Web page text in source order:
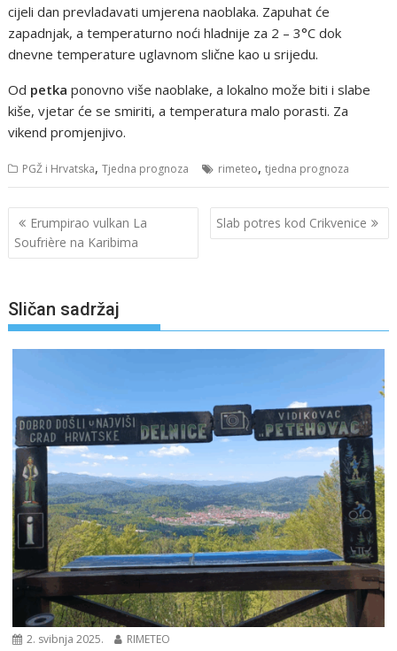
cijeli dan prevladavati umjerena naoblaka. Zapuhat će
zapadnjak, a temperaturno noći hladnije za 2 – 3°C dok
dnevne temperature uglavnom slične kao u srijedu.
Od petka ponovno više naoblake, a lokalno može biti i slabe
kiše, vjetar će se smiriti, a temperatura malo porasti. Za
vikend promjenjivo.
PGŽ i Hrvatska,Tjedna prognoza rimeteo,tjedna prognoza
Navigacija
objava
Erumpirao vulkan La
Soufrière na Karibima
Slab potres kod Crikvenice
Sličan sadržaj
2. svibnja 2025. RIMETEO